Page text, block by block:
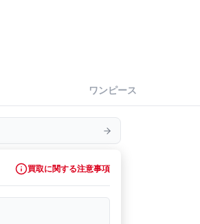
ワンピース
買取に関する注意事項